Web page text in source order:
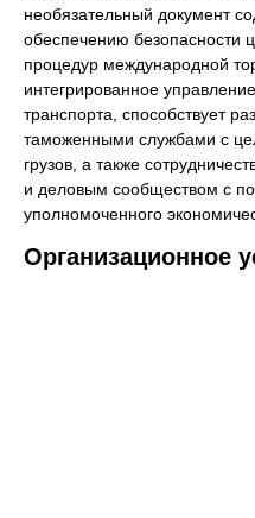
необязательный документ
обеспечению безопасности
процедур международной
интегрированное
транспорта, способствует
таможенными службами с
грузов, а также
и деловым сообществом с
уполномоченного
Организационное